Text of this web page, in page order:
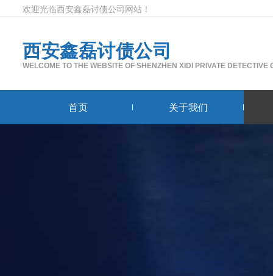
欢迎光临西安鑫磊讨债公司网站！
西安鑫磊讨债公司
WELCOME TO THE WEBSITE OF SHENZHEN XIDI PRIVATE DETECTIVE
首页 关于我们